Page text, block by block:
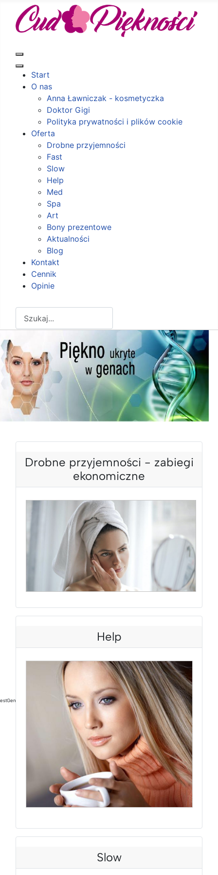
Start
O nas
Anna Ławniczak - kosmetyczka
Doktor Gigi
Polityka prywatności i plików cookie
Oferta
Drobne przyjemności
Fast
Slow
Help
Med
Spa
Art
Bony prezentowe
Aktualności
Blog
Kontakt
Cennik
Opinie
estGen - nowa jędrna skóra. Zapraszamy na zabiegi - zadzwoń 505 702 127
Drobne przyjemności - zabiegi
ekonomiczne
PRZYJEMNOŚCI
ZABIEGI EKONOMICZNE
Help
Slow